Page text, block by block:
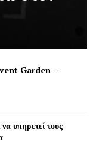
Garden –
υπηρετεί τους